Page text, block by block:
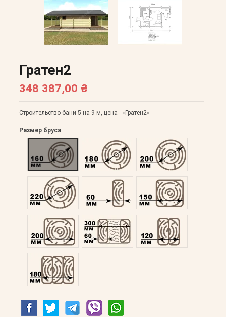
Гратен2
348 387,00 ₴
Строительство бани 5 на 9 м, цена - «Гратен2»
Размер бруса
Оцилиндрованний 160Оцилиндрованний 180Оцилиндрованний
Оцилиндрованний 220Профилированний 60Профилированний
Профилированний 200Двойной 300 Клееный 120
Клееный 180